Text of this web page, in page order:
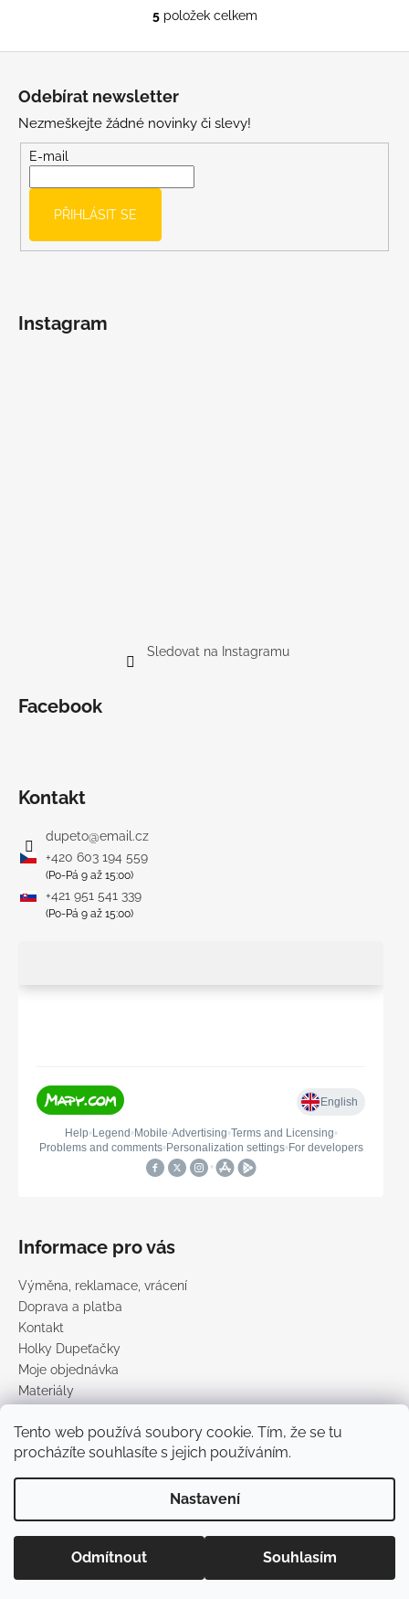
Tento web používá soubory cookie. Tím, že se tu
procházíte souhlasíte s jejich používáním.
Nastavení
Odmítnout Souhlasím
O
a
c
k
5položek celkem
Odebírat newsletter
Nezmeškejte žádné novinky či slevy!
E-mail
PŘIHLÁSIT SE
Instagram
Sledovat na Instagramu
Facebook
Kontakt
dupeto@email.cz
+420 603 194 559
(Po-Pá 9 až 15:00)
+421 951 541 339
(Po-Pá 9 až 15:00)
Informace pro vás
Výměna, reklamace, vrácení
Doprava a platba
Kontakt
Holky Dupeťačky
Moje objednávka
Materiály
Podmínky ochrany osobních údajů
Prodávané značky
Copyright 2026DUPETO. Všechna práva vyhrazena.Upravit